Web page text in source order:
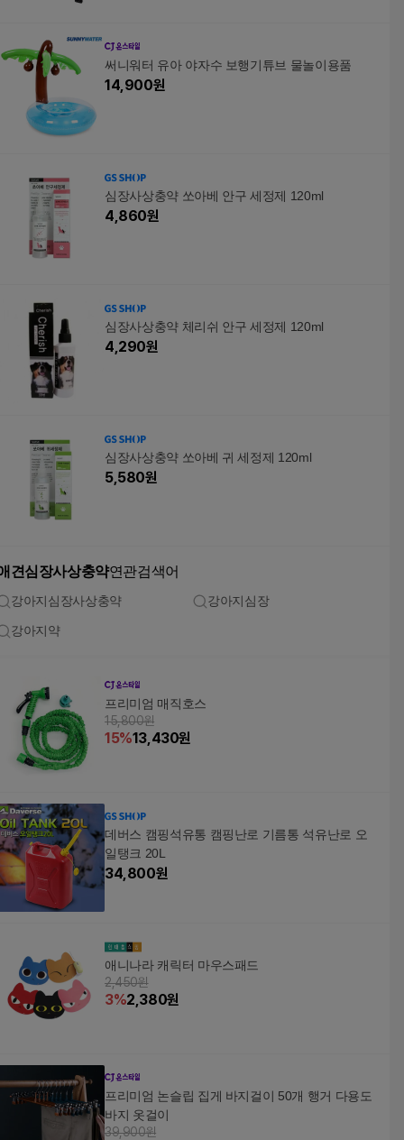
써니워터 유아 야자수 보행기튜브 물놀이용품
14,900원
심장사상충약 쏘아베 안구 세정제 120ml
4,860원
심장사상충약 체리쉬 안구 세정제 120ml
4,290원
심장사상충약 쏘아베 귀 세정제 120ml
5,580원
견심장사상충약연관검색어
강아지심장사상충약 강아지심장
강아지약
프리미엄 매직호스
15,800원
15%13,430원
데버스 캠핑석유통 캠핑난로 기름통 석유난로 오
일탱크 20L
34,800원
애니나라 캐릭터 마우스패드
2,450원
3%2,380원
프리미엄 논슬립 집게 바지걸이 50개 행거 다용도
바지 옷걸이
39,900원